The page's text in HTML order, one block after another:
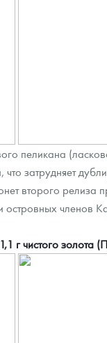
пеликана
затрудняет
второго релиза
островных членов
г чистого золота